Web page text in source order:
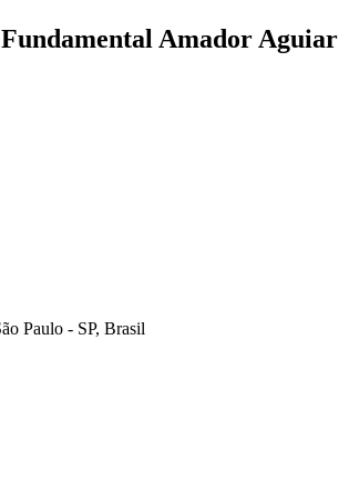
Amador Aguiar
Paulo - SP, Brasil